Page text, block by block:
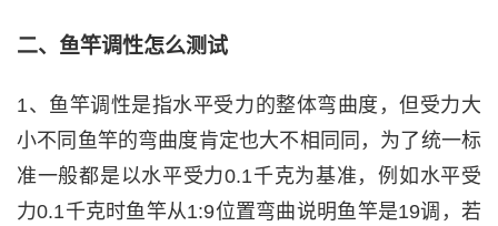
二、鱼竿调性怎么测试
1、鱼竿调性是指水平受力的整体弯曲度，但受力大
小不同鱼竿的弯曲度肯定也大不相同同，为了统一标
准一般都是以水平受力0.1千克为基准，例如水平受
力0.1千克时鱼竿从1:9位置弯曲说明鱼竿是19调，若